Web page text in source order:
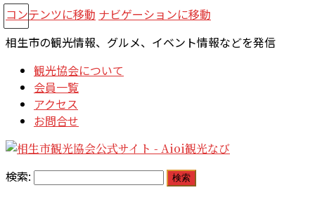
コンテンツに移動 ナビゲーションに移動
相生市の観光情報、グルメ、イベント情報などを発信
観光協会について
会員一覧
アクセス
お問合せ
検索: